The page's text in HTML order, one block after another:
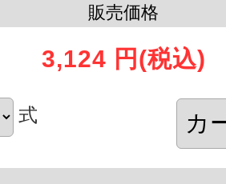
販売価格
3,124 円 (税込)
式